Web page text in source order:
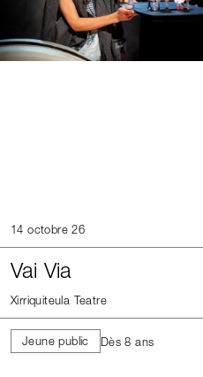
14 octobre 26
Vai Via
Xirriquiteula Teatre
Jeune public Dès 8 ans